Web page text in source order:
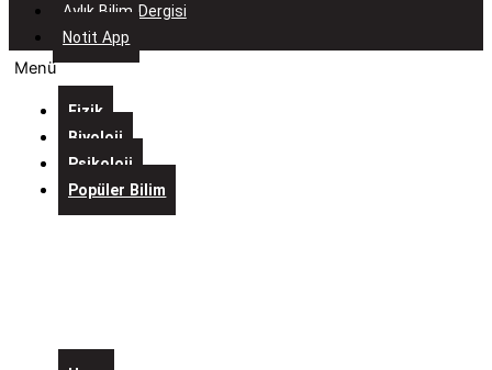
Aylık Bilim Dergisi
Notit App
Menü
Fizik
Biyoloji
Psikoloji
Popüler Bilim
Evreni
Bilim